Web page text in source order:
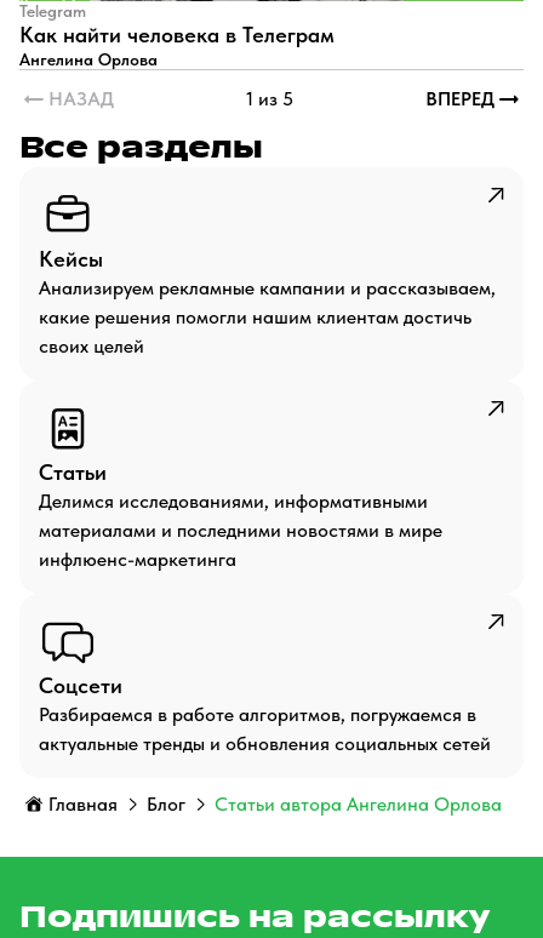
Telegram
Как найти человека в Телеграм
Ангелина Орлова
НАЗАД 1 из 5 ВПЕРЕД
Все разделы
Кейсы
Анализируем рекламные кампании и рассказываем,
какие решения помогли нашим клиентам достичь
своих целей
Статьи
Делимся исследованиями, информативными
материалами и последними новостями в мире
инфлюенс-маркетинга
Соцсети
Разбираемся в работе алгоритмов, погружаемся в
актуальные тренды и обновления социальных сетей
Главная Блог Статьи автора Ангелина Орлова
Подпишись на рассылку